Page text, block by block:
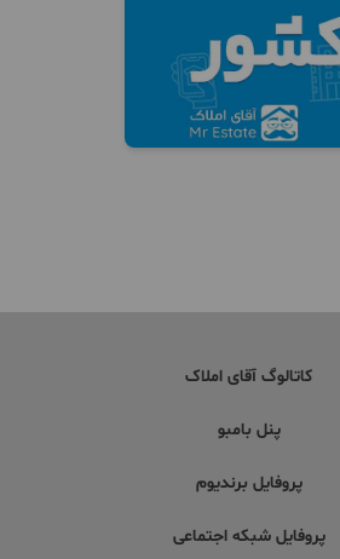
کاتالوگ آقای املاک
پنل بامبو
پروفایل برندیوم
پروفایل شبکه اجتماعی